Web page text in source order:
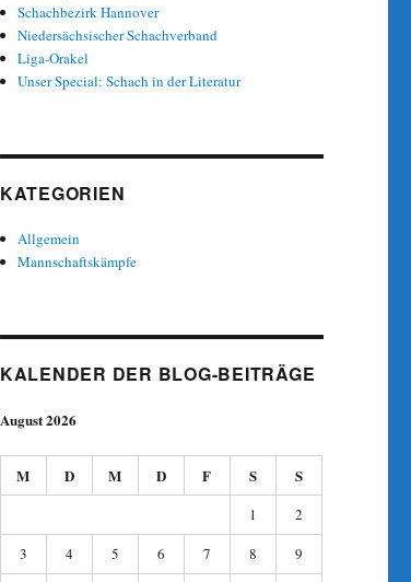
Schachbezirk Hannover
Niedersächsischer Schachverband
Liga-Orakel
Unser Special: Schach in der Literatur
KATEGORIEN
Allgemein
Mannschaftskämpfe
KALENDER DER BLOG-BEITRÄGE
August 2026
M D M D F S S
1
2
3
4 5 6 7 8
9